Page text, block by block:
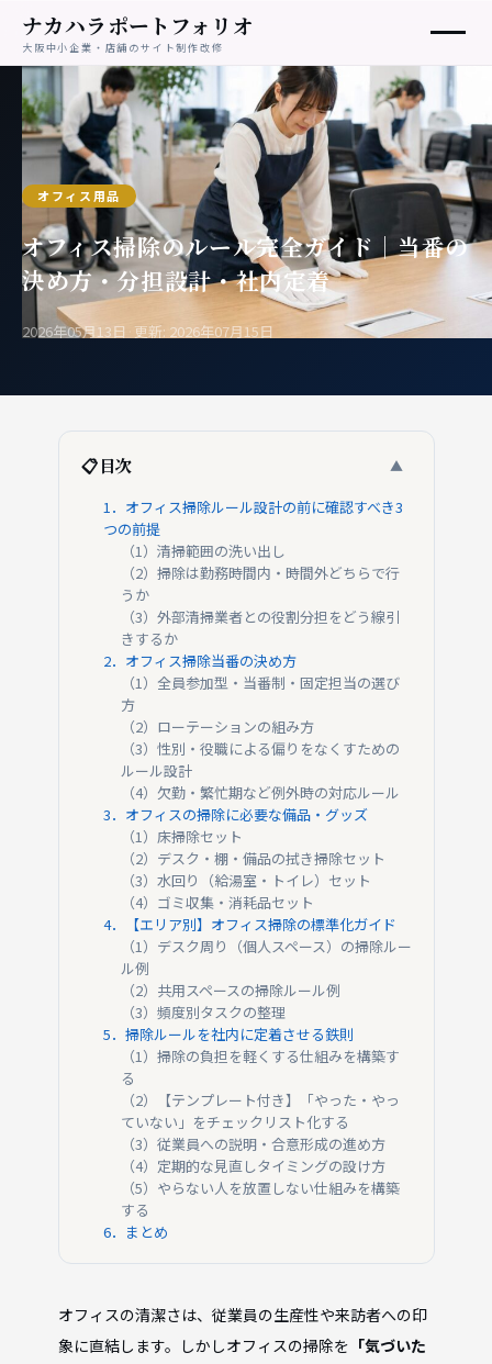
ナカハラポートフォリオ
大阪中小企業・店舗のサイト制作改修
オフィス用品
オフィス掃除のルール完全ガイド｜当番の
決め方・分担設計・社内定着
2026年05月13日 更新: 2026年07月15日
📋目次 ▲
1．オフィス掃除ルール設計の前に確認すべき3
つの前提
（1）清掃範囲の洗い出し
（2）掃除は勤務時間内・時間外どちらで行
うか
（3）外部清掃業者との役割分担をどう線引
きするか
2．オフィス掃除当番の決め方
（1）全員参加型・当番制・固定担当の選び
方
（2）ローテーションの組み方
（3）性別・役職による偏りをなくすための
ルール設計
（4）欠勤・繁忙期など例外時の対応ルール
3．オフィスの掃除に必要な備品・グッズ
（1）床掃除セット
（2）デスク・棚・備品の拭き掃除セット
（3）水回り（給湯室・トイレ）セット
（4）ゴミ収集・消耗品セット
4．【エリア別】オフィス掃除の標準化ガイド
（1）デスク周り（個人スペース）の掃除ルー
ル例
（2）共用スペースの掃除ルール例
（3）頻度別タスクの整理
5．掃除ルールを社内に定着させる鉄則
（1）掃除の負担を軽くする仕組みを構築す
る
（2）【テンプレート付き】「やった・やっ
ていない」をチェックリスト化する
（3）従業員への説明・合意形成の進め方
（4）定期的な見直しタイミングの設け方
（5）やらない人を放置しない仕組みを構築
する
6．まとめ
オフィスの清潔さは、従業員の生産性や来訪者への印
象に直結します。しかしオフィスの掃除を 「気づいた